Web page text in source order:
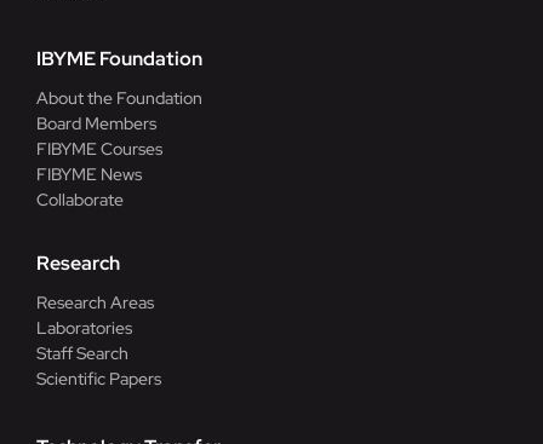
IBYME Foundation
About the Foundation
Board Members
FIBYME Courses
FIBYME News
Collaborate
Research
Research Areas
Laboratories
Staff Search
Scientific Papers